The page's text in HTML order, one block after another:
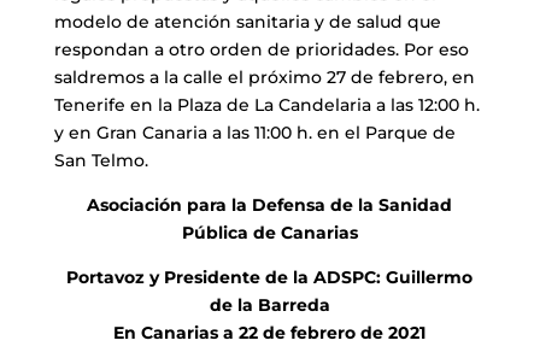
modelo de atención sanitaria y de salud que
respondan a otro orden de prioridades. Por eso
saldremos a la calle el próximo 27 de febrero, en
Tenerife en la Plaza de La Candelaria a las 12:00 h.
y en Gran Canaria a las 11:00 h. en el Parque de
San Telmo.
Asociación para la Defensa de la Sanidad
Pública de Canarias
Portavoz y Presidente de la ADSPC: Guillermo
de la Barreda
En Canarias a 22 de febrero de 2021